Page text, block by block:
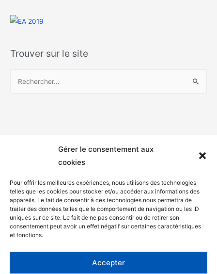
Gérer le consentement aux
cookies
Pour offrir les meilleures expériences, nous utilisons des technologies
telles que les cookies pour stocker et/ou accéder aux informations des
appareils. Le fait de consentir à ces technologies nous permettra de
traiter des données telles que le comportement de navigation ou les ID
uniques sur ce site. Le fait de ne pas consentir ou de retirer son
consentement peut avoir un effet négatif sur certaines caractéristiques
et fonctions.
Accepter
Trouver sur le site
Mentions légales
Politique de confidentialité